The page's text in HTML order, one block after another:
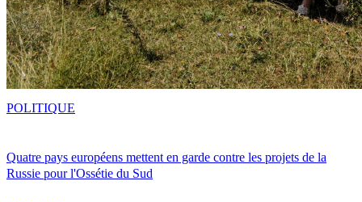
Quatre pays européens mettent en garde contre les projets de la
Russie pour l'Ossétie du Sud
POLITIQUE